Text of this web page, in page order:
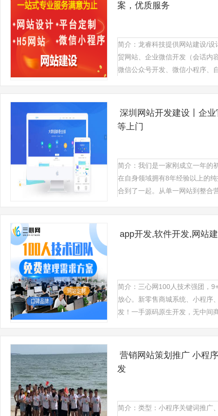
案，优质服务
简介：龙睿科技提供网站建设/
贸网站、企业微信开发（会话内
微信公众号开发、微信小程序、
深圳网站开发建设丨企
等上门
简介：我们是一家刚成立一年的
在自身领域拥有8年经验以上的
合到了一起。从单一网站到整合
app开发,软件开发,网站
简介：三心网100人技术强团，
放心。新零售商城系统、小程序
发！一手源码原生开发，无中间
营销网站策划推广 小程
发
简介：类型：小程序关键词推广